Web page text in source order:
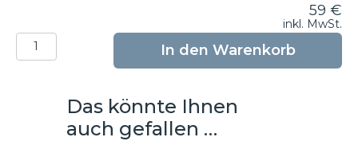
59 €
inkl. MwSt.
DJI
RC
KRAKEN
In den Warenkorb
Das könnte Ihnen
auch gefallen …